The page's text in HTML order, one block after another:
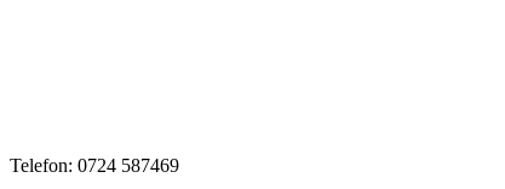
Telefon: 0724 587469